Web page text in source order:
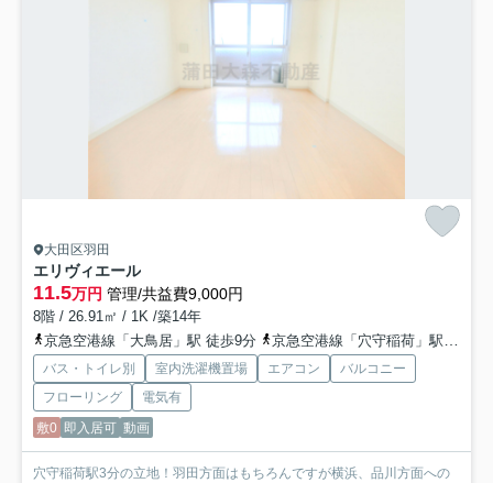
大田区羽田
エリヴィエール
11.5万円 管理/共益費9,000円
8階 / 26.91㎡ / 1K /築14年
京急空港線「大鳥居」駅 徒歩9分
京急空港線「穴守稲荷」駅 徒歩3分
バス・トイレ別 室内洗濯機置場 エアコン
バルコニー
フローリング
電気有
敷0 即入居可 動画
穴守稲荷駅3分の立地！羽田方面はもちろんですが横浜、品川方面への